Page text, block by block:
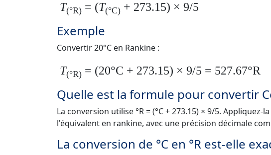
T(°R) = (T(°C) + 273.15) × 9/5
Exemple
Convertir 20°C en Rankine :
T(°R) = (20°C + 273.15) × 9/5 = 527.67°R
Quelle est la formule pour convertir
La conversion utilise °R = (°C + 273.15) × 9/5.
l'équivalent en rankine, avec une précision décimale
La conversion de °C en °R est-elle